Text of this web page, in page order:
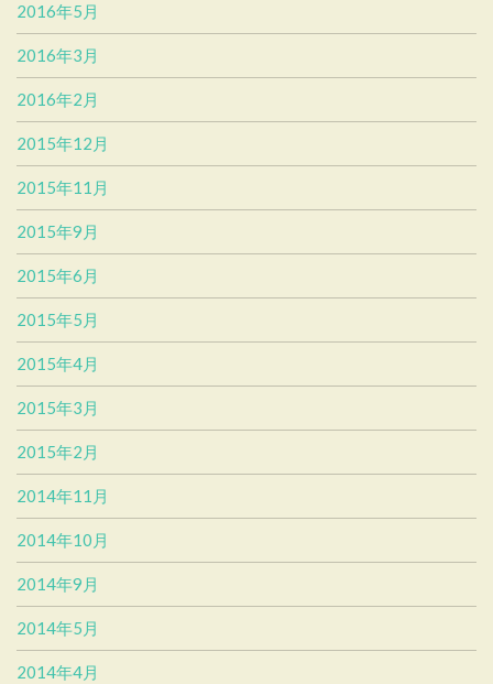
2016年5月
2016年3月
2016年2月
2015年12月
2015年11月
2015年9月
2015年6月
2015年5月
2015年4月
2015年3月
2015年2月
2014年11月
2014年10月
2014年9月
2014年5月
2014年4月